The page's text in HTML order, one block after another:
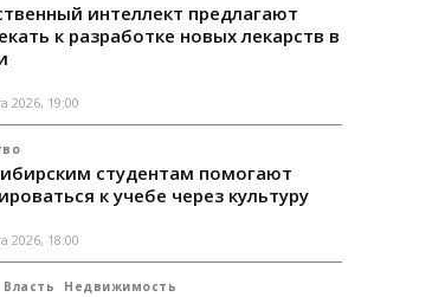
интеллект предлагают
к разработке новых лекарств в
2026, 19:00
студентам помогают
к учебе через культуру
2026, 18:00
Власть Недвижимость